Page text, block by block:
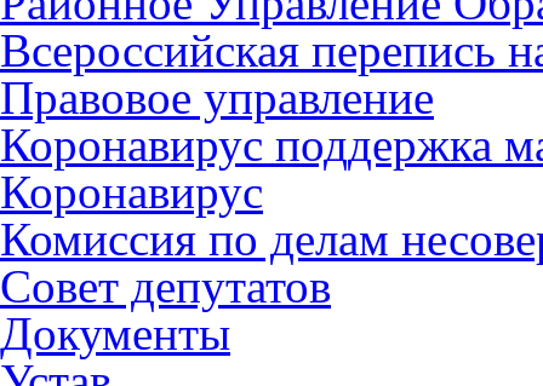
Всероссийская перепись
Правовое управление
Коронавирус поддержка
Коронавирус
Комиссия по делам
Совет депутатов
Документы